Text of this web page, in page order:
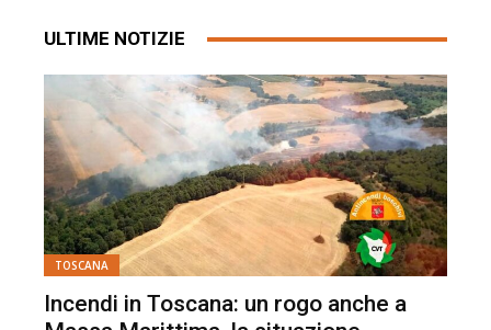
ULTIME NOTIZIE
TOSCANA
Incendi in Toscana: un rogo anche a